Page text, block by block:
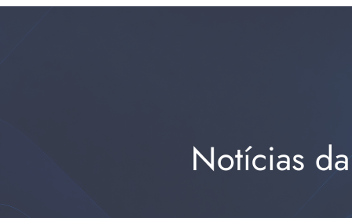
Notícias